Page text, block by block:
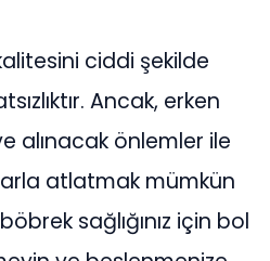
ciddi şekilde
Ancak, erken
alınacak önlemler ile
atlatmak mümkün
sağlığınız için bol